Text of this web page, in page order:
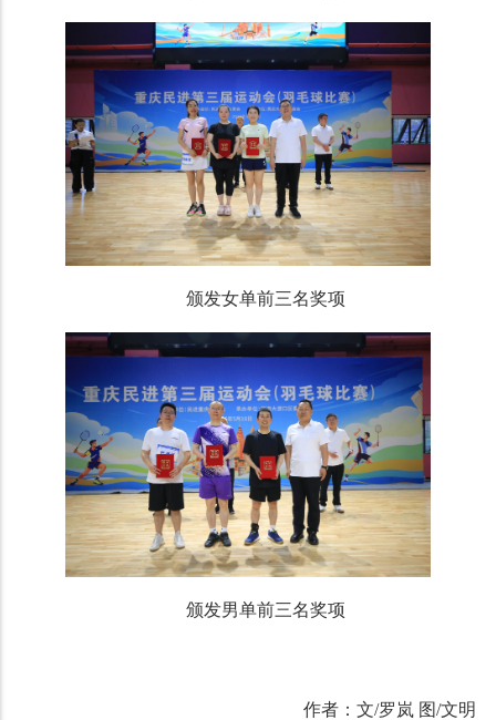
颁发女单前三名奖项
颁发男单前三名奖项
作者：文/罗岚 图/文明